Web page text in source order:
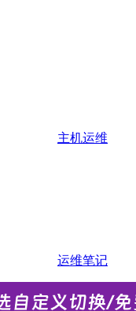
主机运维
运维笔记